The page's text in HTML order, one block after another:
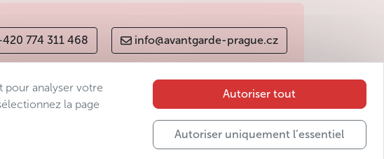
774 311 468 info@avantgarde-prague.cz
Sitemap
pour analyser votre
la page
Autoriser tout
Autoriser uniquement l’essentiel